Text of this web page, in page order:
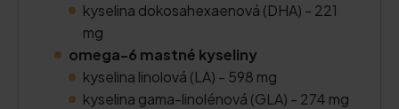
kyselina dokosahexaenová (DHA) - 221
mg
omega-6 mastné kyseliny
kyselina linolová (LA) - 598 mg
kyselina gama-linolénová (GLA) - 274 mg